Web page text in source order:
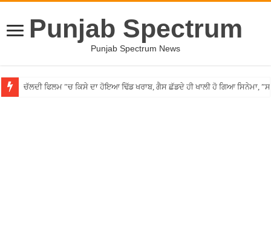
Punjab Spectrum
Punjab Spectrum News
ਚੱਲਦੀ ਫਿਲਮ ”ਚ ਕਿਸੇ ਦਾ ਹੋਇਆ ਢਿੱਡ ਖਰਾਬ, ਗੈਸ ਛੱਡਦੇ ਹੀ ਖਾਲੀ ਹੋ ਗਿਆ ਸਿਨੇਮਾ,
Punjab ”ਚ ਵੱਡੀ ਵਾਰਦਾਤ! ਰਾਹ ”ਚ ਘੇਰ ਨੌਜਵਾਨ ਦਾ ਸ਼ਰੇਆਮ ਗੋਲ਼ੀਆਂ ਮਾਰ ਕੇ ਕੀਤਾ